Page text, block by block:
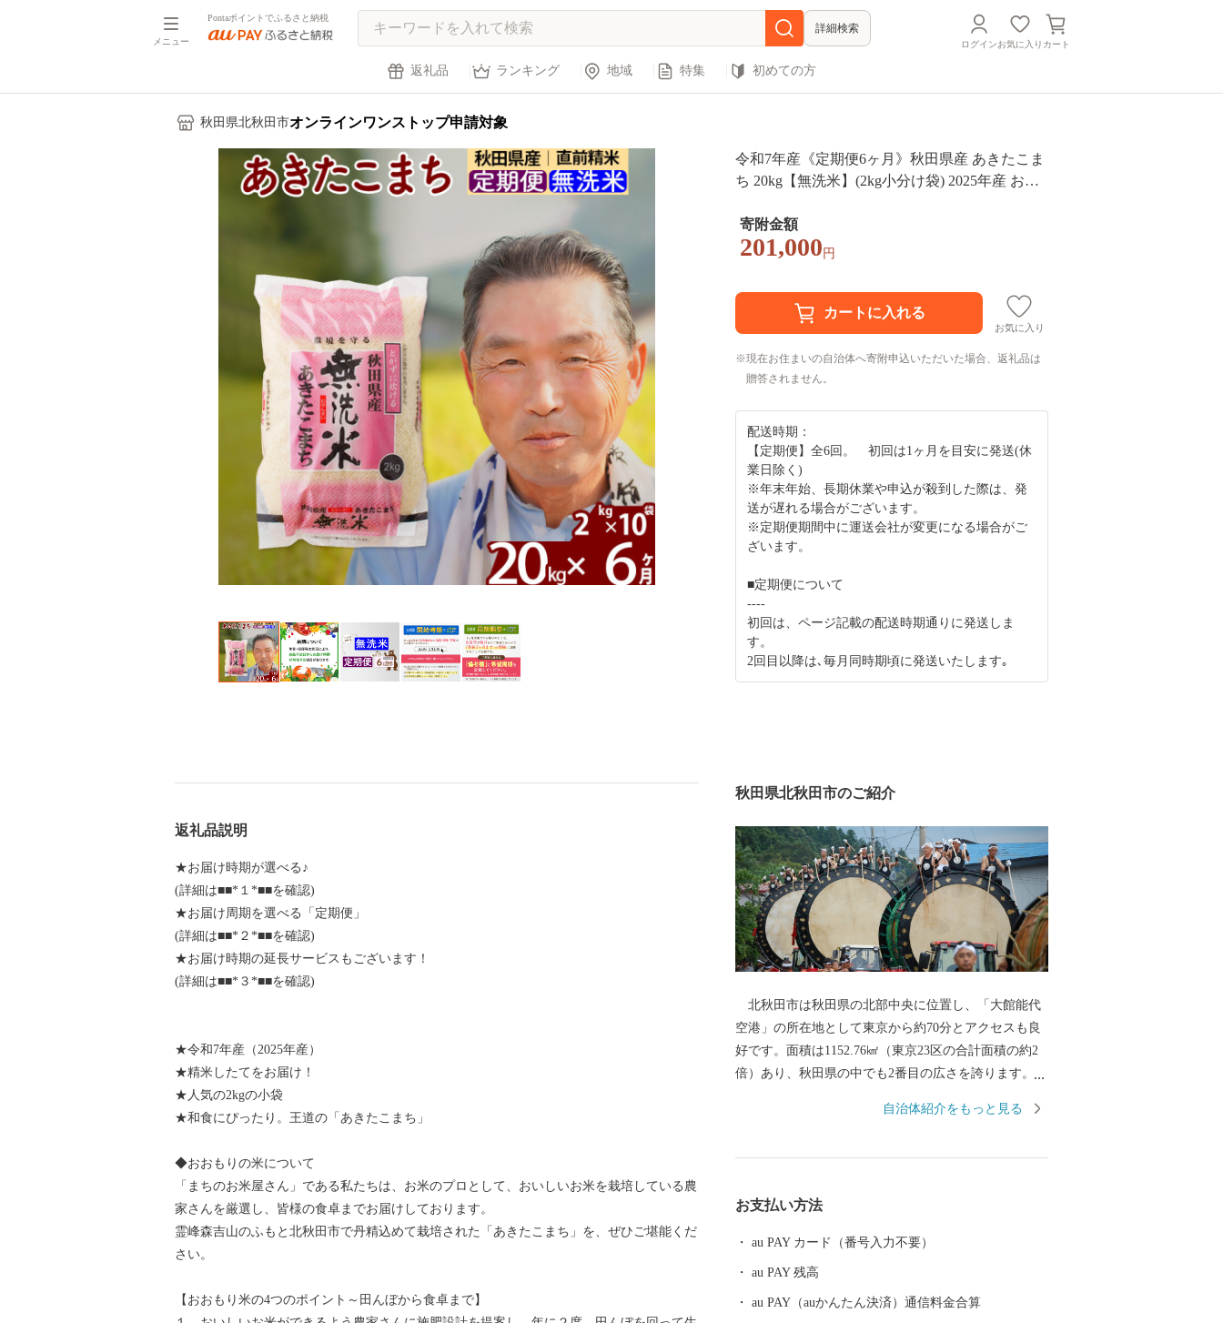
メニュー
Pontaポイントでふるさと納税
詳細検索
ログインお気に入り カート
返礼品 ランキング 地域 特集 初めての方
秋田県北秋田市オンラインワンストップ申請対象
令和7年産《定期便6ヶ月》秋田県産 あきたこま
ち 20kg【無洗米】(2kg小分け袋) 2025年産 お届
K お米 おおもり [おおもり 秋田 お米 あきたこ
まち 米どころ 東北 北秋田市 定期便 毎月お届
寄附金額
201,000 円
お気に入り
現在お住まいの自治体へ寄附申込いただいた場合、返礼品は
贈答されません。
配送時期：
【定期便】全6回。 初回は1ヶ月を目安に発送(休
業日除く)
※年末年始、長期休業や申込が殺到した際は、発
送が遅れる場合がございます。
※定期便期間中に運送会社が変更になる場合がご
ざいます。
■定期便について
----
初回は、ページ記載の配送時期通りに発送しま
す。
2回目以降は､毎月同時期頃に発送いたします｡
返礼品説明
★お届け時期が選べる♪
(詳細は■■*１*■■を確認)
★お届け周期を選べる「定期便」
(詳細は■■*２*■■を確認)
★お届け時期の延長サービスもございます！
(詳細は■■*３*■■を確認)
★令和7年産（2025年産）
★精米したてをお届け！
★人気の2kgの小袋
★和食にぴったり。王道の「あきたこまち」
◆おおもりの米について
「まちのお米屋さん」である私たちは、お米のプロとして、おいしいお米を栽培している農
家さんを厳選し、皆様の食卓までお届けしております。
霊峰森吉山のふもと北秋田市で丹精込めて栽培された「あきたこまち」を、ぜひご堪能くだ
さい。
【おおもり米の4つのポイント～田んぼから食卓まで】
秋田県北秋田市のご紹介
北秋田市は秋田県の北部中央に位置し、「大館能代
空港」の所在地として東京から約70分とアクセスも良
好です。面積は1152.76㎢（東京23区の合計面積の約2
倍）あり、秋田県の中でも2番目の広さを誇ります。そ
わせ、様々な表情を見せてくれます。「花の百名山」
豊かな自然環境は、狩猟を生業としてきた「マタギ」
にも大きく貢献し、現在でも阿仁地区ではマタギ発祥
田市内を走る「秋田内陸縦貫鉄道」は、鷹巣～角館
と、秋田県内陸部を南北に縦貫するローカル線です。
自治体紹介をもっと見る
お支払い方法
au PAY カード（番号入力不要）
au PAY 残高
au PAY（auかんたん決済）通信料金合算